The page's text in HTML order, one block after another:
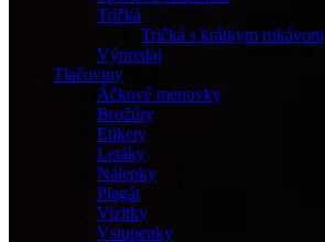
Tričká
Tričká s krátkym rukávom
Výpredaj
Tlačoviny
Áčkové menovky
Brožúry
Etikety
Letáky
Nálepky
Plagát
Vizitky
Vstupenky